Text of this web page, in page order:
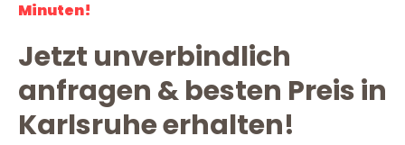
Minuten!
Jetzt unverbindlich
anfragen & besten Preis in
Karlsruhe erhalten!